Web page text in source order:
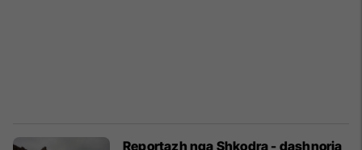
Reportazh nga Shkodra - dashnorja